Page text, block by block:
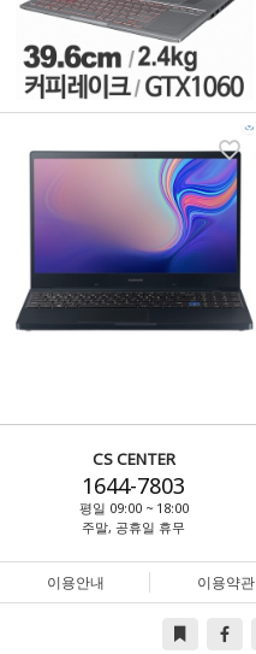
CS CENTER
1644-7803
평일 09:00 ~ 18:00
주말, 공휴일 휴무
이용안내 이용약관